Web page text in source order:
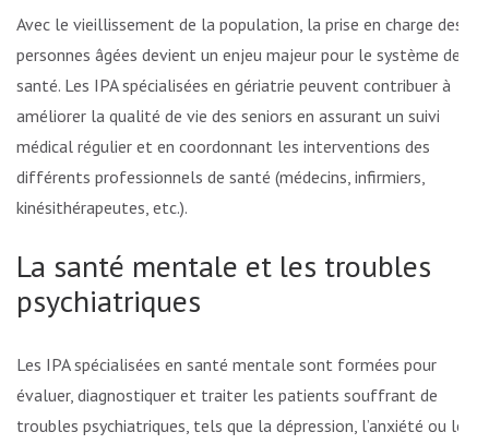
Avec le vieillissement de la population, la prise en charge des
personnes âgées devient un enjeu majeur pour le système de
santé. Les IPA spécialisées en gériatrie peuvent contribuer à
améliorer la qualité de vie des seniors en assurant un suivi
médical régulier et en coordonnant les interventions des
différents professionnels de santé (médecins, infirmiers,
kinésithérapeutes, etc.).
La santé mentale et les troubles
psychiatriques
Les IPA spécialisées en santé mentale sont formées pour
évaluer, diagnostiquer et traiter les patients souffrant de
troubles psychiatriques, tels que la dépression, l’anxiété ou les